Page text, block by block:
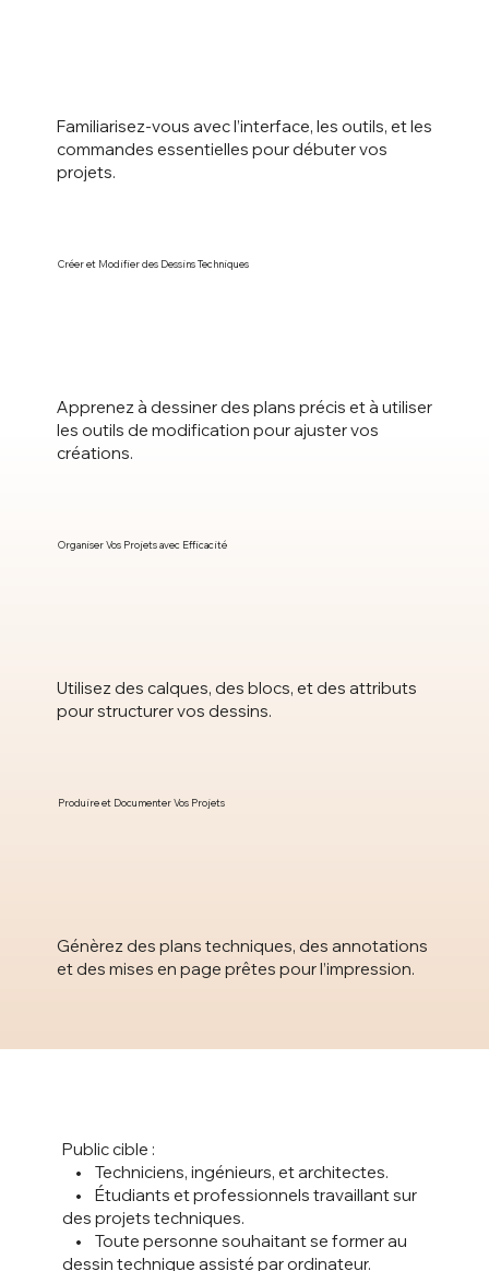
Familiarisez-vous avec l’interface, les outils, et les
commandes essentielles pour débuter vos
projets.
Créer et Modifier des Dessins Techniques
Apprenez à dessiner des plans précis et à utiliser
les outils de modification pour ajuster vos
créations.
Organiser Vos Projets avec Efficacité
Utilisez des calques, des blocs, et des attributs
pour structurer vos dessins.
Produire et Documenter Vos Projets
Génèrez des plans techniques, des annotations
et des mises en page prêtes pour l’impression.
Public cible :
• Techniciens, ingénieurs, et architectes.
• Étudiants et professionnels travaillant sur
des projets techniques.
• Toute personne souhaitant se former au
dessin technique assisté par ordinateur.